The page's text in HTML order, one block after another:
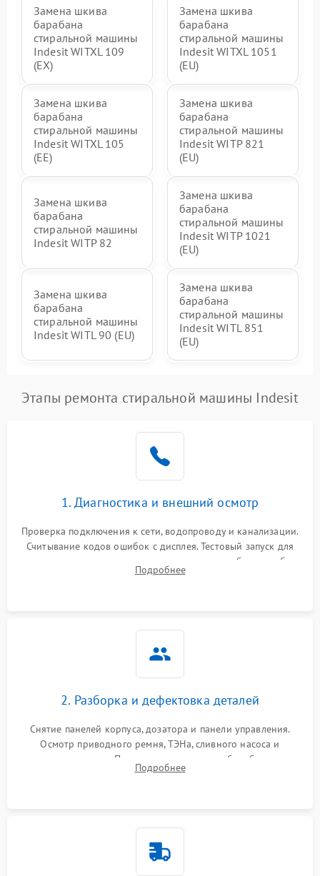
Замена шкива
барабана
стиральной машины
Indesit WITXL 109
(EX)
Замена шкива
барабана
стиральной машины
Indesit WITXL 1051
(EU)
Замена шкива
барабана
стиральной машины
Indesit WITXL 105
(EE)
Замена шкива
барабана
стиральной машины
Indesit WITP 821
(EU)
Замена шкива
барабана
стиральной машины
Indesit WITP 82
Замена шкива
барабана
стиральной машины
Indesit WITP 1021
(EU)
Замена шкива
барабана
стиральной машины
Indesit WITL 90 (EU)
Замена шкива
барабана
стиральной машины
Indesit WITL 851
(EU)
Этапы ремонта стиральной машины Indesit
1. Диагностика и внешний осмотр
Проверка подключения к сети, водопроводу и канализации.
Считывание кодов ошибок с дисплея. Тестовый запуск для
выявления посторонних шумов, протечек или сбоев в работе
электронного модуля управления.
Подробнее
2. Разборка и дефектовка деталей
Снятие панелей корпуса, дозатора и панели управления.
Осмотр приводного ремня, ТЭНа, сливного насоса и
амортизаторов. Проверка подшипников барабана и
крестовины на износ, а манжеты люка на разрывы.
Подробнее